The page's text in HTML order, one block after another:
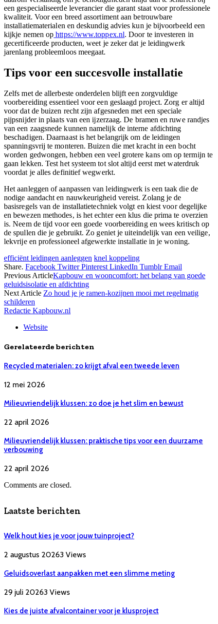
een gespecialiseerde leverancier die garant staat voor professionele
kwaliteit. Voor een breed assortiment aan betrouwbare
installatiematerialen en deskundig advies kun je bijvoorbeeld een
kijkje nemen op https://www.toppex.nl. Door te investeren in
gecertificeerde producten, weet je zeker dat je leidingwerk
jarenlang probleemloos meegaat.
Tips voor een succesvolle installatie
Zelfs met de allerbeste onderdelen blijft een zorgvuldige
voorbereiding essentieel voor een geslaagd project. Zorg er altijd
voor dat de buizen recht zijn afgesneden met een speciale
pijpsnijder in plaats van een ijzerzaag. De bramen en ruwe randjes
van een zaagsnede kunnen namelijk de interne afdichting
beschadigen. Daarnaast is het belangrijk om de leidingen
spanningsvrij te monteren. Buizen die met kracht in een bocht
worden gedwongen, hebben een veel grotere kans om op termijn te
gaan lekken. Test het systeem tot slot altijd eerst met waterdruk
voordat je alles definitief wegwerkt.
Het aanleggen of aanpassen van leidingwerk is een taak die de
nodige aandacht en nauwkeurigheid vereist. Zolang je de
basisregels van de installatietechniek volgt en kiest voor degelijke
en bewezen methodes, is het echter een klus die prima te overzien
is. Neem de tijd voor een goede voorbereiding en wees kritisch op
de spullen die je gebruikt. Zo geniet je uiteindelijk van een veilige,
lekvrije en professioneel afgewerkte installatie in je woning.
efficiënt leidingen aanleggen knel koppeling
Share. Facebook Twitter Pinterest LinkedIn Tumblr Email
Previous ArticleKapbouw en wooncomfort: het belang van goede
geluidsisolatie en afdichting
Next Article Zo houd je je ramen-kozijnen mooi met regelmatig
schilderen
Redactie Kapbouw.nl
Website
Gerelateerde berichten
Recycled materialen: zo krijgt afval een tweede leven
12 mei 2026
Milieuvriendelijk klussen: zo doe je het slim en bewust
22 april 2026
Milieuvriendelijk klussen: praktische tips voor een duurzame
verbouwing
22 april 2026
Comments are closed.
Laatste berichten
Welk hout kies je voor jouw tuinproject?
2 augustus 20263 Views
Geluidsoverlast aanpakken met een slimme meting
29 juli 20263 Views
Kies de juiste afvalcontainer voor je klusproject